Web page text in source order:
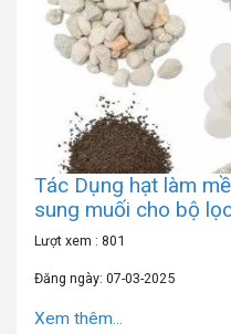
Tác Dụng hạt làm
sung muối cho bộ
Lượt xem : 801
Đăng ngày: 07-03-2025
Xem thêm...